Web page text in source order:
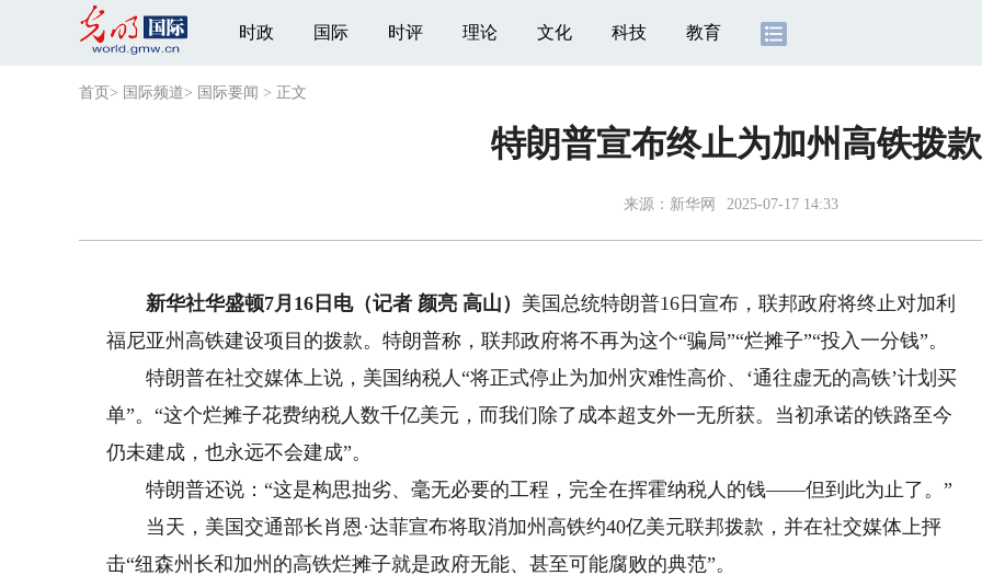
时政 国际 时评 理论 文化 科技 教育
首页 > 国际频道> 国际要闻 > 正文
特朗普宣布终止为加州高铁拨款
来源： 新华网 2025-07-17 14:33
新华社华盛顿7月16日电（记者 颜亮 高山） 美国总统特朗普16日宣布，联邦政府将终止对加利
福尼亚州高铁建设项目的拨款。特朗普称，联邦政府将不再为这个“骗局”“烂摊子”“投入一分钱”。
特朗普在社交媒体上说，美国纳税人“将正式停止为加州灾难性高价、‘通往虚无的高铁’计划买
单”。“这个烂摊子花费纳税人数千亿美元，而我们除了成本超支外一无所获。当初承诺的铁路至今
仍未建成，也永远不会建成”。
特朗普还说：“这是构思拙劣、毫无必要的工程，完全在挥霍纳税人的钱——但到此为止了。”
当天，美国交通部长肖恩·达菲宣布将取消加州高铁约40亿美元联邦拨款，并在社交媒体上抨
击“纽森州长和加州的高铁烂摊子就是政府无能、甚至可能腐败的典范”。